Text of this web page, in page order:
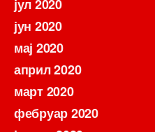
јул 2020
јун 2020
мај 2020
април 2020
март 2020
фебруар 2020